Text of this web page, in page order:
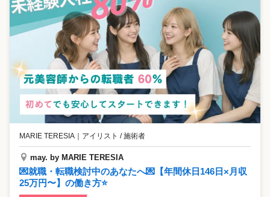
MARIE TERESIA ｜ アイリスト / 施術者
may. by MARIE TERESIA
💌就職・転職検討中のあなたへ💌【年間休日146日×月収
25万円〜】の働き方⭐